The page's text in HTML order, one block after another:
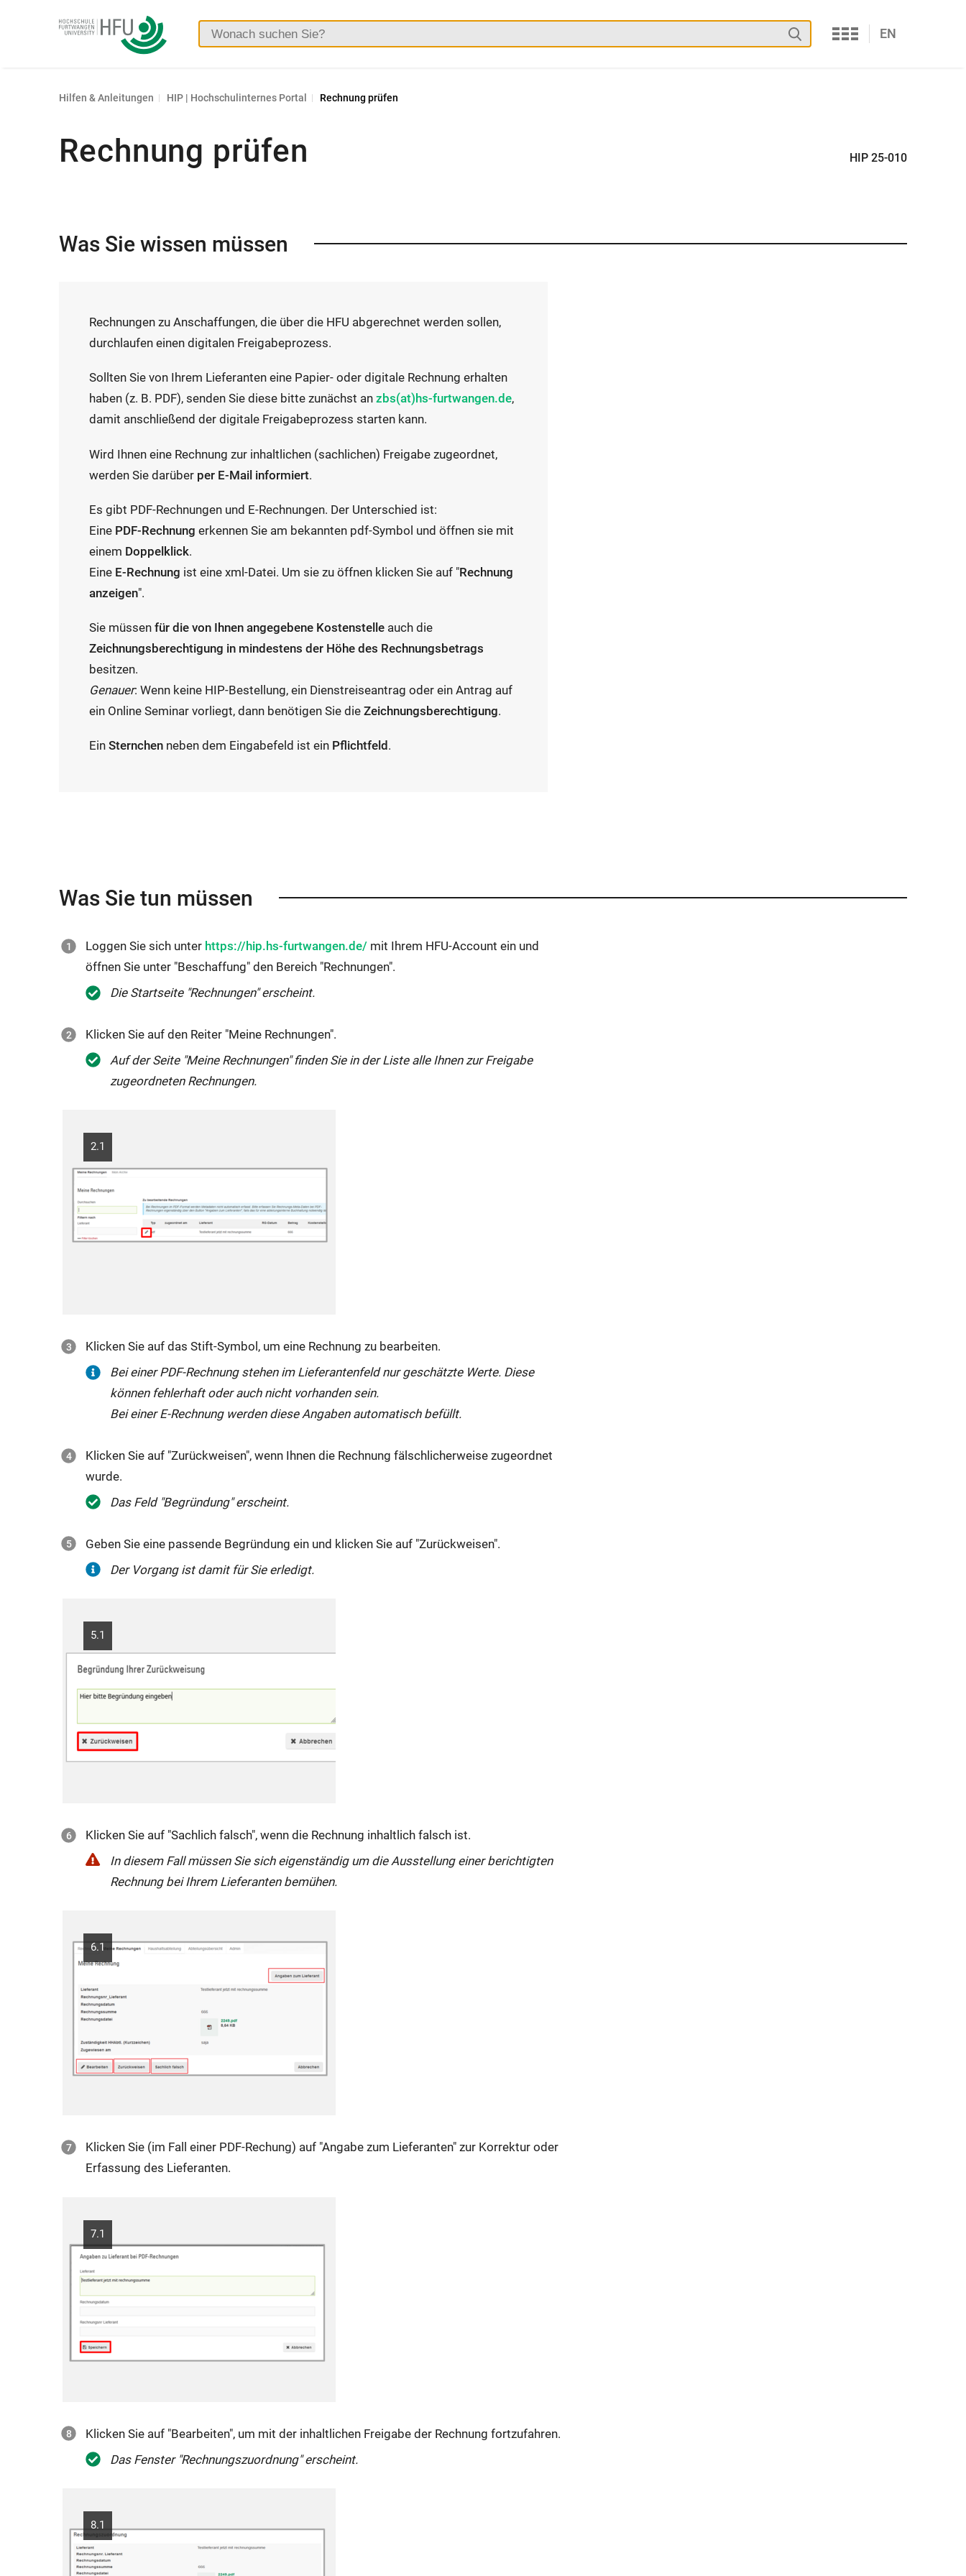
Hochschule
Furtwangen
Suchen
Services
EN
Hilfen & Anleitungen HIP | Hochschulinternes Portal Rechnung prüfen
Rechnung prüfen HIP 25-010
Was Sie wissen müssen
Rechnungen zu Anschaffungen, die über die HFU abgerechnet werden sollen,
durchlaufen einen digitalen Freigabeprozess.
Sollten Sie von Ihrem Lieferanten eine Papier- oder digitale Rechnung erhalten
haben (z. B. PDF), senden Sie diese bitte zunächst anE
-
a
A
w
d
u
g
w
r
r
e
zbs(at)hs-furtwangen.de,
damit anschließend der digitale Freigabeprozess starten kann.
Wird Ihnen eine Rechnung zur inhaltlichen (sachlichen) Freigabe zugeordnet,
werden Sie darüber per E-Mail informiert.
Es gibt PDF-Rechnungen und E-Rechnungen. Der Unterschied ist:
Eine PDF-Rechnung erkennen Sie am bekannten pdf-Symbol und öffnen sie mit
einem Doppelklick.
Eine E-Rechnung ist eine xml-Datei. Um sie zu öffnen klicken Sie auf "Rechnung
anzeigen".
Sie müssenfür die von Ihnen angegebene Kostenstelle auch die
Zeichnungsberechtigung in mindestens der Höhe des Rechnungsbetrags
besitzen.
Genauer: Wenn keine HIP-Bestellung, ein Dienstreiseantrag oder ein Antrag auf
ein Online Seminar vorliegt, dann benötigen Sie dieZeichnungsberechtigung.
EinSternchen neben dem Eingabefeld ist ein Pflichtfeld .
Was Sie tun müssen
Loggen Sie sich unter https://hip.hs-furtwangen.de/ mit Ihrem HFU-Account ein und
öffnen Sie unter "Beschaffung" den Bereich "Rechnungen".
Die Startseite "Rechnungen" erscheint.
Klicken Sie auf den Reiter "Meine Rechnungen".
Auf der Seite "Meine Rechnungen" finden Sie in der Liste alle Ihnen zur Freigabe
zugeordneten Rechnungen.
2.1
Klicken Sie auf das Stift-Symbol, um eine Rechnung zu bearbeiten.
Bei einer PDF-Rechnung stehen im Lieferantenfeld nur geschätzte Werte. Diese
können fehlerhaft oder auch nicht vorhanden sein.
Bei einer E-Rechnung werden diese Angaben automatisch befüllt.
Klicken Sie auf "Zurückweisen", wenn Ihnen die Rechnung fälschlicherweise zugeordnet
wurde.
Das Feld "Begründung" erscheint.
Geben Sie eine passende Begründung ein und klicken Sie auf "Zurückweisen".
Der Vorgang ist damit für Sie erledigt.
5.1
Klicken Sie auf "Sachlich falsch", wenn die Rechnung inhaltlich falsch ist.
In diesem Fall müssen Sie sich eigenständig um die Ausstellung einer berichtigten
Rechnung bei Ihrem Lieferanten bemühen.
6.1
Klicken Sie (im Fall einer PDF-Rechung) auf "Angabe zum Lieferanten" zur Korrektur oder
Erfassung des Lieferanten.
7.1
Klicken Sie auf "Bearbeiten", um mit der inhaltlichen Freigabe der Rechnung fortzufahren.
Das Fenster "Rechnungszuordnung" erscheint.
8.1